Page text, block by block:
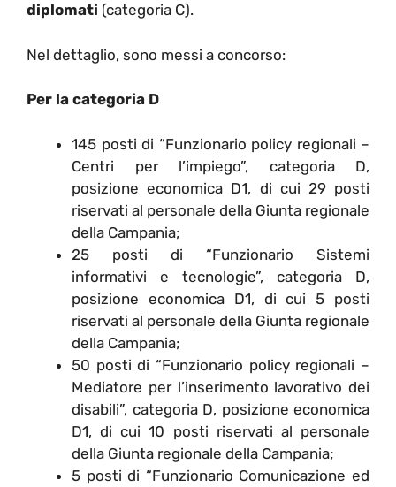
diplomati (categoria C).
Nel dettaglio, sono messi a concorso:
Per la categoria D
145 posti di “Funzionario policy regionali –
Centri per l’impiego”, categoria D,
posizione economica D1, di cui 29 posti
riservati al personale della Giunta regionale
della Campania;
25 posti di “Funzionario Sistemi
informativi e tecnologie”, categoria D,
posizione economica D1, di cui 5 posti
riservati al personale della Giunta regionale
della Campania;
50 posti di “Funzionario policy regionali –
Mediatore per l’inserimento lavorativo dei
disabili”, categoria D, posizione economica
D1, di cui 10 posti riservati al personale
della Giunta regionale della Campania;
5 posti di “Funzionario Comunicazione ed